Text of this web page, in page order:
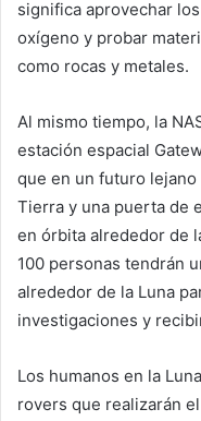
significa aprovechar
oxígeno y probar
como rocas y metales.
Al mismo tiempo, la
estación espacial
que en un futuro
Tierra y una puerta de
en órbita alrededor de
100 personas tendrán
alrededor de la Luna
investigaciones y
Los humanos en la
rovers que realizarán